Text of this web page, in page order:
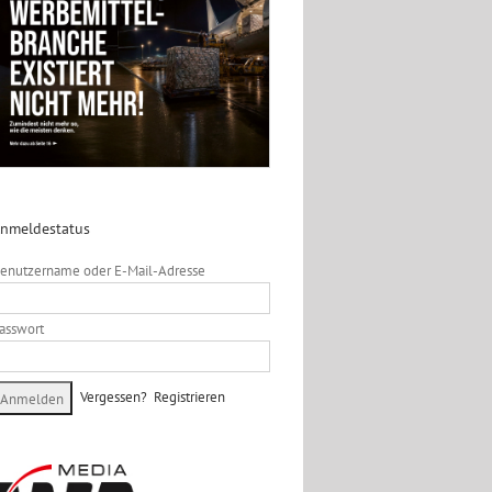
oder E-Mail-Adresse
Vergessen? Registrieren